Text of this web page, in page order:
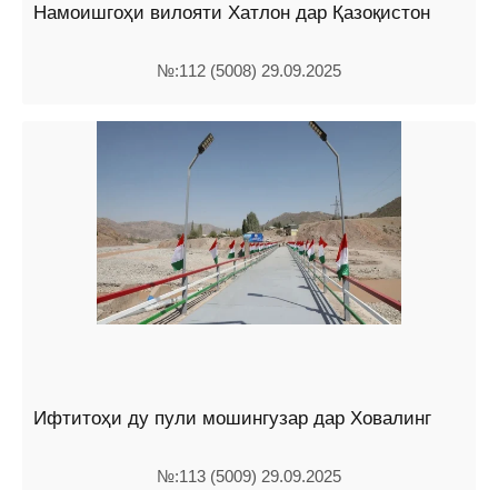
Намоишгоҳи вилояти Хатлон дар Қазоқистон
№:112 (5008) 29.09.2025
Ифтитоҳи ду пули мошингузар дар Ховалинг
№:113 (5009) 29.09.2025